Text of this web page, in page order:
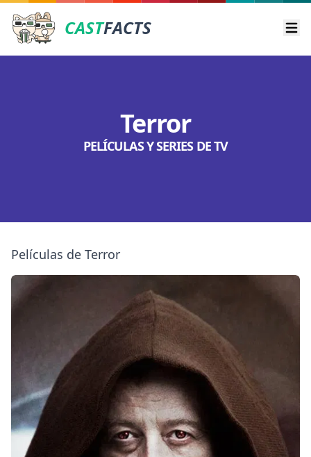
CASTFACTS
Terror
PELÍCULAS Y SERIES DE TV
Películas de Terror